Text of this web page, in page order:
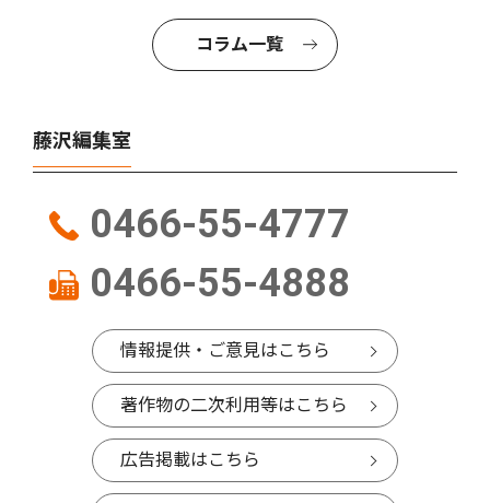
コラム一覧
藤沢編集室
0466-55-4777
0466-55-4888
情報提供・ご意見はこちら
著作物の二次利用等はこちら
広告掲載はこちら